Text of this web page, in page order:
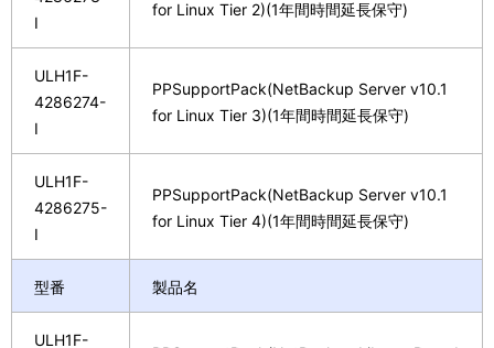
I
for Linux Tier 2)(1年間時間延長保守)
ULH1F-
4286274-
I
PPSupportPack(NetBackup Server v10.1
for Linux Tier 3)(1年間時間延長保守)
ULH1F-
4286275-
I
PPSupportPack(NetBackup Server v10.1
for Linux Tier 4)(1年間時間延長保守)
型番 製品名
ULH1F-